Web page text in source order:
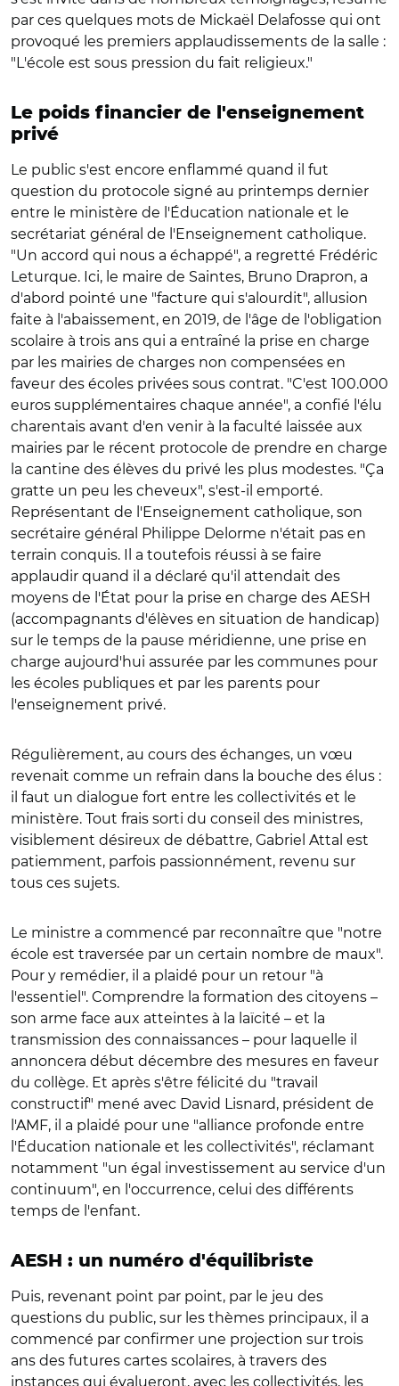
par ces quelques mots de Mickaël Delafosse qui ont
provoqué les premiers applaudissements de la salle :
"L'école est sous pression du fait religieux."
Le poids financier de l'enseignement
privé
Le public s'est encore enflammé quand il fut
question du protocole signé au printemps dernier
entre le ministère de l'Éducation nationale et le
secrétariat général de l'Enseignement catholique.
"Un accord qui nous a échappé", a regretté Frédéric
Leturque. Ici, le maire de Saintes, Bruno Drapron, a
d'abord pointé une "facture qui s'alourdit", allusion
faite à l'abaissement, en 2019, de l'âge de l'obligation
scolaire à trois ans qui a entraîné la prise en charge
par les mairies de charges non compensées en
faveur des écoles privées sous contrat. "C'est 100.000
euros supplémentaires chaque année", a confié l'élu
charentais avant d'en venir à la faculté laissée aux
mairies par le récent protocole de prendre en charge
la cantine des élèves du privé les plus modestes. "Ça
gratte un peu les cheveux", s'est-il emporté.
Représentant de l'Enseignement catholique, son
secrétaire général Philippe Delorme n'était pas en
terrain conquis. Il a toutefois réussi à se faire
applaudir quand il a déclaré qu'il attendait des
moyens de l'État pour la prise en charge des AESH
(accompagnants d'élèves en situation de handicap)
sur le temps de la pause méridienne, une prise en
charge aujourd'hui assurée par les communes pour
les écoles publiques et par les parents pour
l'enseignement privé.
Régulièrement, au cours des échanges, un vœu
revenait comme un refrain dans la bouche des élus :
il faut un dialogue fort entre les collectivités et le
ministère. Tout frais sorti du conseil des ministres,
visiblement désireux de débattre, Gabriel Attal est
patiemment, parfois passionnément, revenu sur
tous ces sujets.
Le ministre a commencé par reconnaître que "notre
école est traversée par un certain nombre de maux".
Pour y remédier, il a plaidé pour un retour "à
l'essentiel". Comprendre la formation des citoyens –
son arme face aux atteintes à la laïcité – et la
transmission des connaissances – pour laquelle il
annoncera début décembre des mesures en faveur
du collège. Et après s'être félicité du "travail
constructif" mené avec David Lisnard, président de
l'AMF, il a plaidé pour une "alliance profonde entre
l'Éducation nationale et les collectivités", réclamant
notamment "un égal investissement au service d'un
continuum", en l'occurrence, celui des différents
temps de l'enfant.
AESH : un numéro d'équilibriste
Puis, revenant point par point, par le jeu des
questions du public, sur les thèmes principaux, il a
commencé par confirmer une projection sur trois
ans des futures cartes scolaires, à travers des
instances qui évalueront, avec les collectivités, les